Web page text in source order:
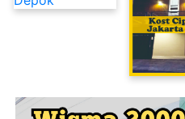
Kost Cipinang Jakarta Timur